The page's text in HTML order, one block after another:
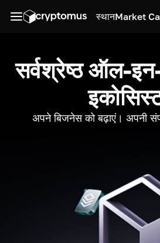
स्थानMarket
सर्वश्रेष्ठ ऑल-
अपने बिजनेस को बढ़ाएं। अपनी